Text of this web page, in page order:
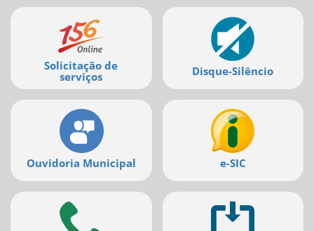
Mais
serviços
Solicitação de
serviços
Disque-Silêncio
Ouvidoria Municipal e-SIC